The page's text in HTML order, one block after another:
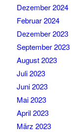
Dezember 2024
Februar 2024
Dezember 2023
September 2023
August 2023
Juli 2023
Juni 2023
Mai 2023
April 2023
März 2023